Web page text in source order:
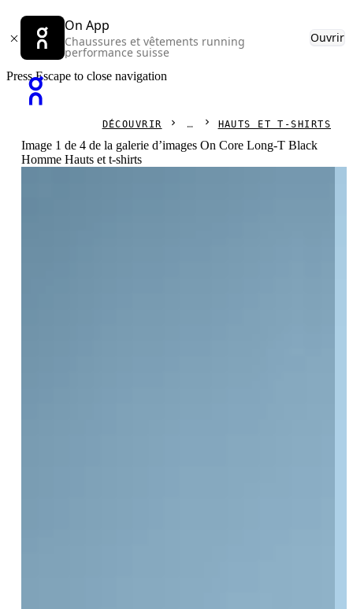
On App
Chaussures et vêtements running
performance suisse
Ouvrir
Press Escape to close navigation
DÉCOUVRIR HAUTS ET T-SHIRTS
Image 1 de 4 de la galerie d’images On Core Long-T Black
Homme Hauts et t-shirts